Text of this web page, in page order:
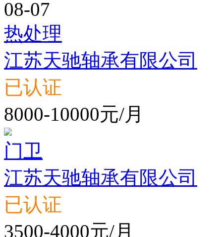
08-07
热处理
江苏天驰轴承有限公司
已认证
8000-10000元/月
门卫
江苏天驰轴承有限公司
已认证
3500-4000元/月